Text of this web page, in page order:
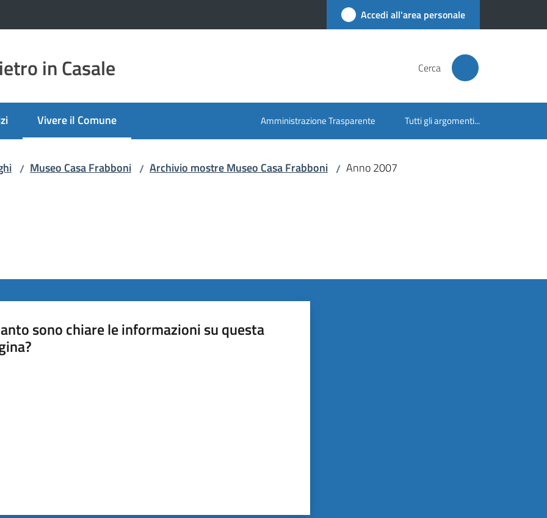
Accedi all'area personale
in Casale Cerca
Vivere il Comune
Menu selezionato Amministrazione Trasparente Tutti gli argomenti...
/ Museo Casa Frabboni / Archivio mostre Museo Casa Frabboni / Anno 2007
sono chiare le informazioni su questa